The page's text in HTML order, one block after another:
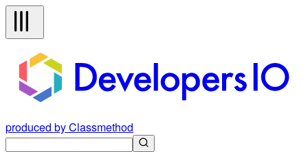
produced by Classmethod